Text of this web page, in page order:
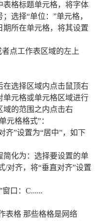
表格标题单元格，将字体
选择“单位：”单元格，
所在单元格，将其设置
点工作表区域的左上
在选择区域内点击鼠顶右
单元格或单元格区域进行
域的范围之内点击右
元格格式”：
齐”设置为“居中”，如下
简化为：选择要设置的单
/对齐，将“垂直对齐”设置
口：C......
表格 那些格格是网络